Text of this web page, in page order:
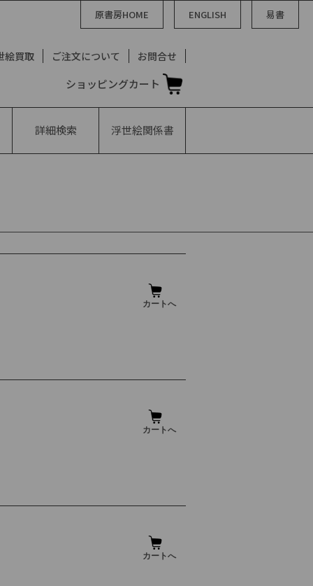
原書房HOME ENGLISH 易書
絵買取 ご注文について お問合せ
ショッピングカート
詳細検索 浮世絵関係書